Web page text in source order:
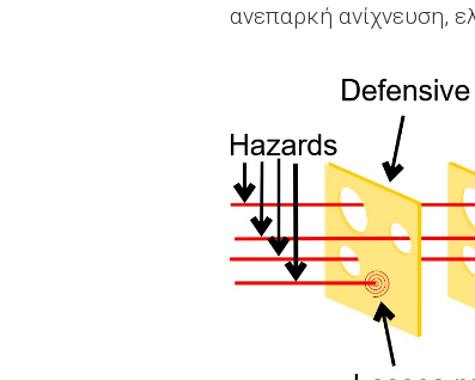
ανεπαρκή ανίχνευση,